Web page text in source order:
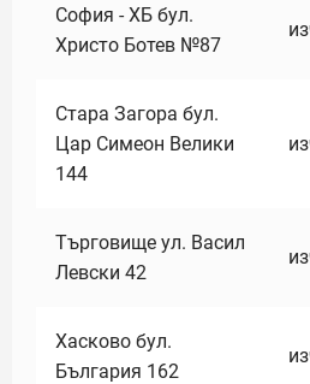
София - ХБ бул.
Христо Ботев №87
Стара Загора бул.
Цар Симеон Велики
144
Търговище ул. Васил
Левски 42
Хасково бул.
България 162